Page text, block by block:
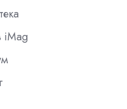
iMag